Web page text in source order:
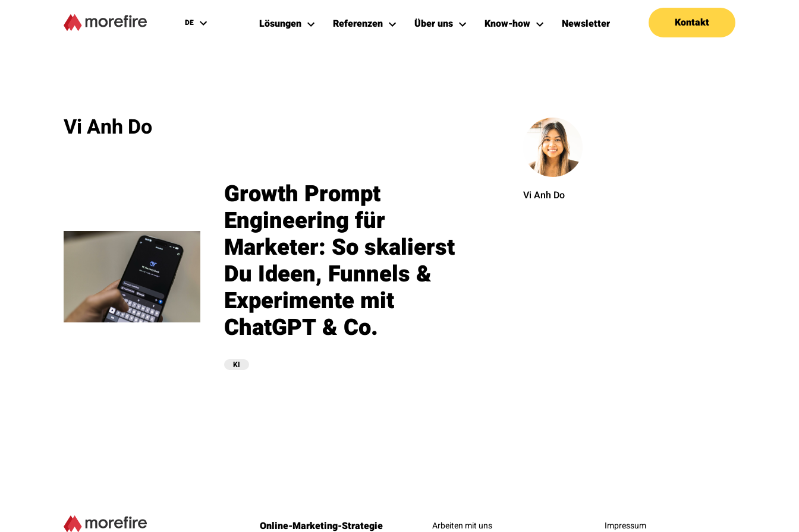
DE Lösungen Referenzen Über uns Know-how Newsletter Kontakt
Vi Anh Do
Growth Prompt
Engineering für
Marketer: So skalierst
Du Ideen, Funnels &
Experimente mit
ChatGPT & Co.
KI
Vi Anh Do
Online-Marketing-Strategie Arbeiten mit uns Impressum